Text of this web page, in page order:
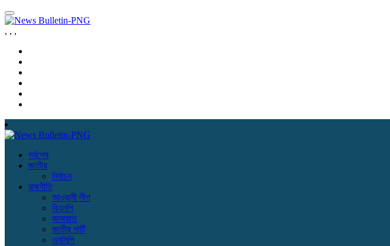
, , ,
সর্বশেষ
জাতীয়
নির্বাচন
রাজনীতি
আওয়ামী লীগ
বিএনপি
জামায়াত
জাতীয় পার্টি
এনসিপি